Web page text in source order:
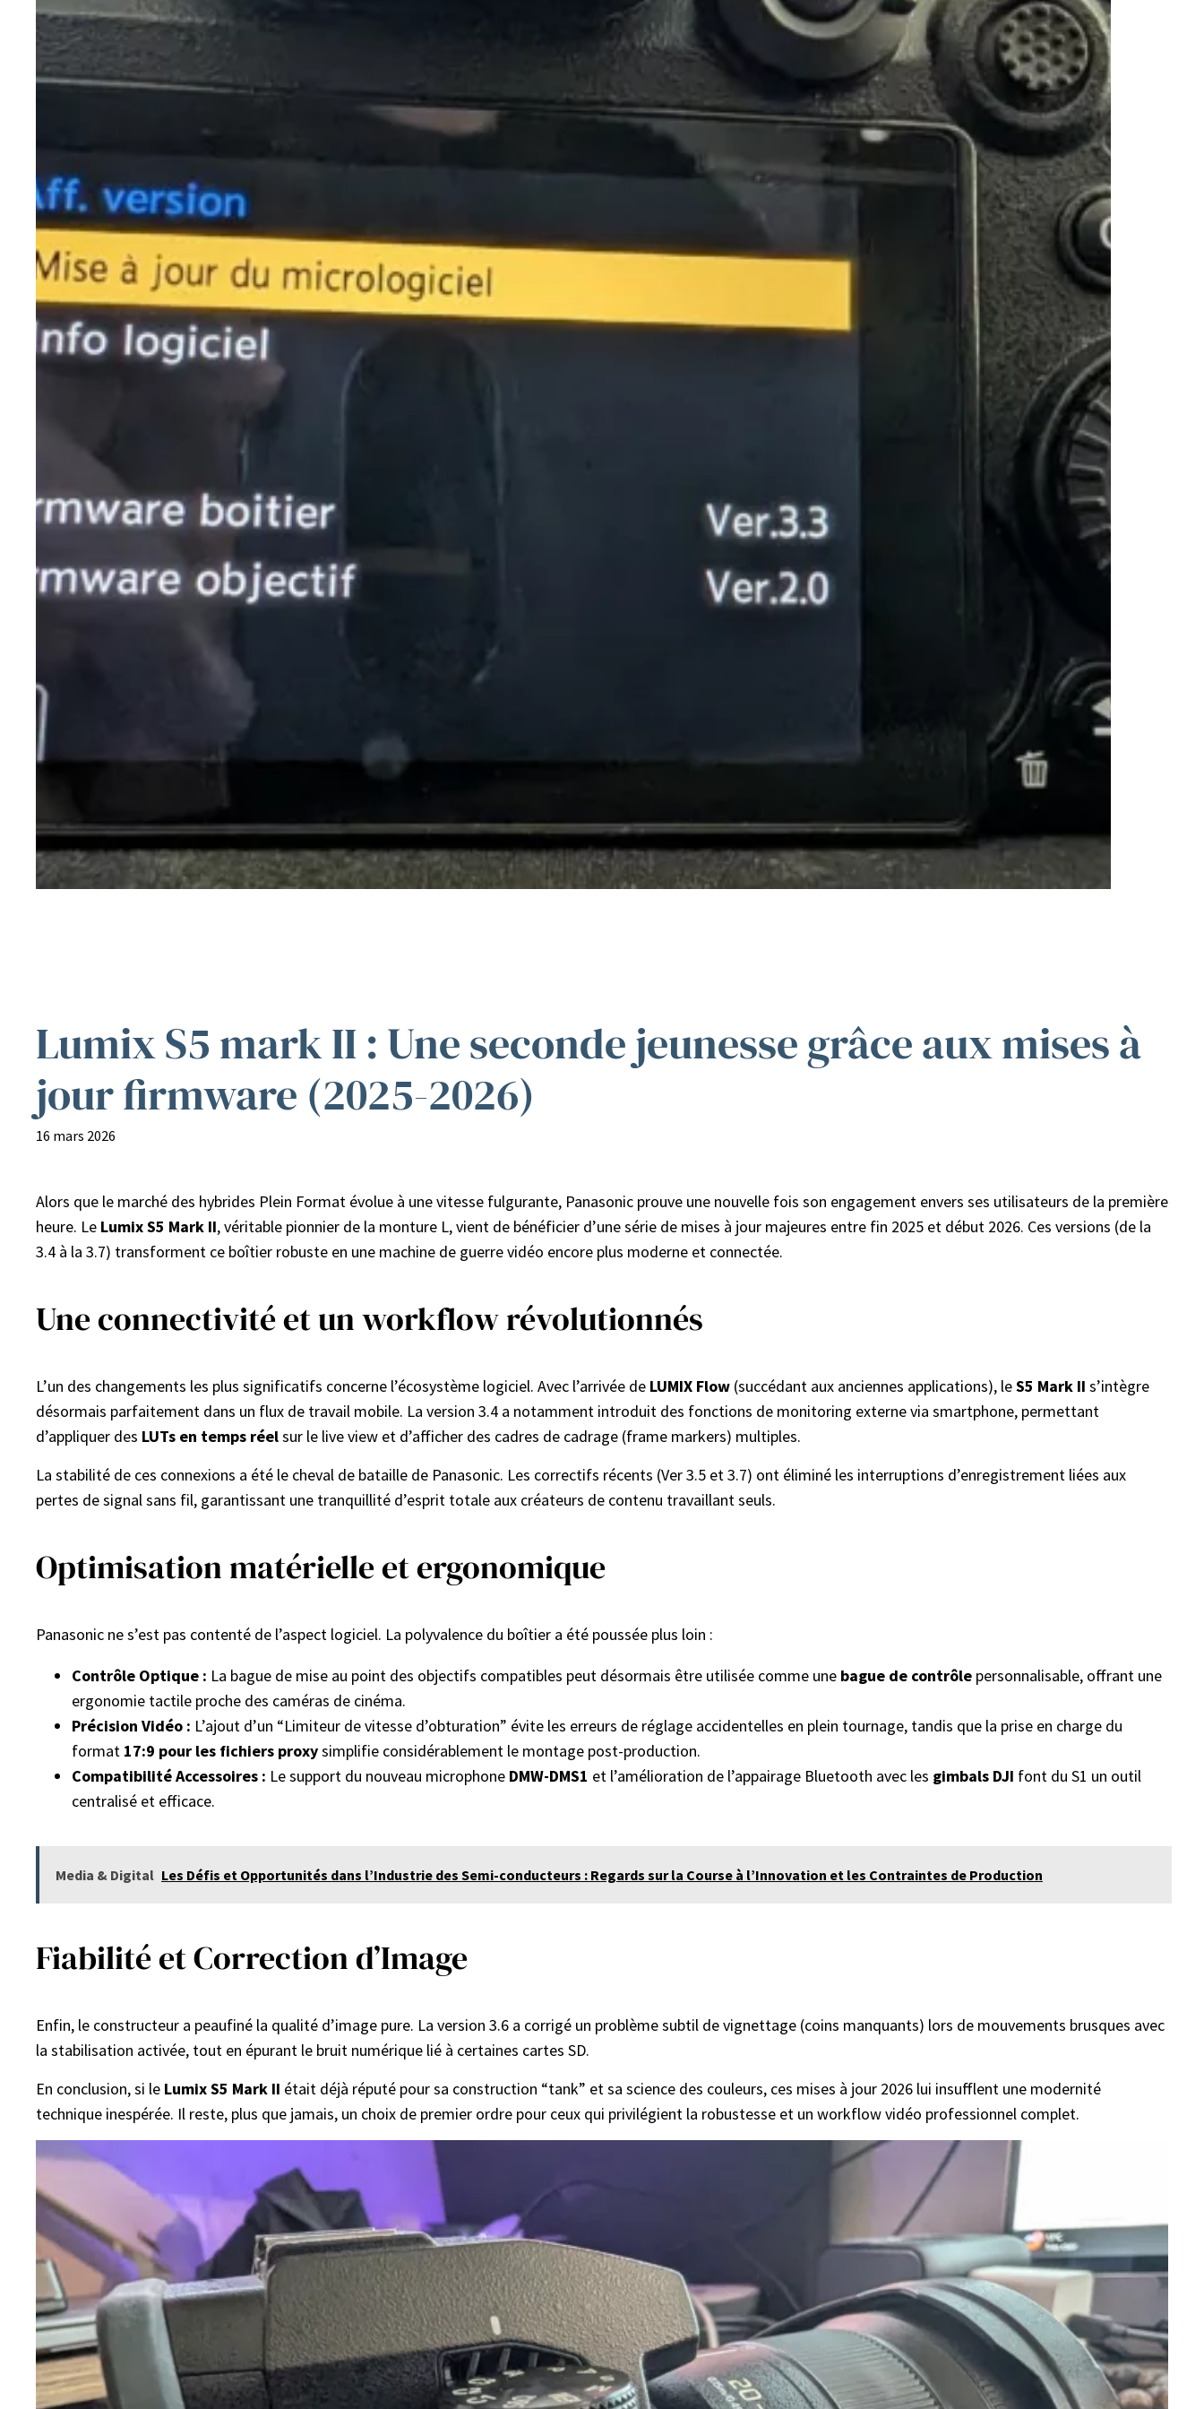
Lumix S5 mark II : Une seconde jeunesse grâce aux mises à
jour firmware (2025-2026)
16 mars 2026
Alors que le marché des hybrides Plein Format évolue à une vitesse fulgurante, Panasonic prouve une nouvelle fois son engagement envers ses utilisateurs de la première
heure. Le Lumix S5 Mark II, véritable pionnier de la monture L, vient de bénéficier d’une série de mises à jour majeures entre fin 2025 et début 2026. Ces versions (de la
3.4 à la 3.7) transforment ce boîtier robuste en une machine de guerre vidéo encore plus moderne et connectée.
Une connectivité et un workflow révolutionnés
L’un des changements les plus significatifs concerne l’écosystème logiciel. Avec l’arrivée de LUMIX Flow (succédant aux anciennes applications), leS5 Mark II s’intègre
désormais parfaitement dans un flux de travail mobile. La version 3.4 a notamment introduit des fonctions de monitoring externe via smartphone, permettant
d’appliquer des LUTs en temps réelsur le live view et d’afficher des cadres de cadrage (frame markers) multiples.
La stabilité de ces connexions a été le cheval de bataille de Panasonic. Les correctifs récents (Ver 3.5 et 3.7) ont éliminé les interruptions d’enregistrement liées aux
pertes de signal sans fil, garantissant une tranquillité d’esprit totale aux créateurs de contenu travaillant seuls.
Optimisation matérielle et ergonomique
Panasonic ne s’est pas contenté de l’aspect logiciel. La polyvalence du boîtier a été poussée plus loin :
Contrôle Optique : La bague de mise au point des objectifs compatibles peut désormais être utilisée comme une bague de contrôle personnalisable, offrant une
ergonomie tactile proche des caméras de cinéma.
Précision Vidéo : L’ajout d’un “Limiteur de vitesse d’obturation” évite les erreurs de réglage accidentelles en plein tournage, tandis que la prise en charge du
format 17:9 pour les fichiers proxysimplifie considérablement le montage post-production.
Compatibilité Accessoires : Le support du nouveau microphone DMW-DMS1 et l’amélioration de l’appairage Bluetooth avec les gimbals DJI font du S1 un outil
centralisé et efficace.
Media & Digital Les Défis et Opportunités dans l’Industrie des Semi-conducteurs : Regards sur la Course à l’Innovation et les Contraintes de Production
Fiabilité et Correction d’Image
Enfin, le constructeur a peaufiné la qualité d’image pure. La version 3.6 a corrigé un problème subtil de vignettage (coins manquants) lors de mouvements brusques avec
la stabilisation activée, tout en épurant le bruit numérique lié à certaines cartes SD.
En conclusion, si le Lumix S5 Mark II était déjà réputé pour sa construction “tank” et sa science des couleurs, ces mises à jour 2026 lui insufflent une modernité
technique inespérée. Il reste, plus que jamais, un choix de premier ordre pour ceux qui privilégient la robustesse et un workflow vidéo professionnel complet.